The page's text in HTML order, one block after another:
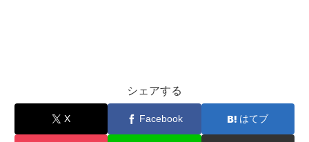
シェアする
X Facebook はてブ